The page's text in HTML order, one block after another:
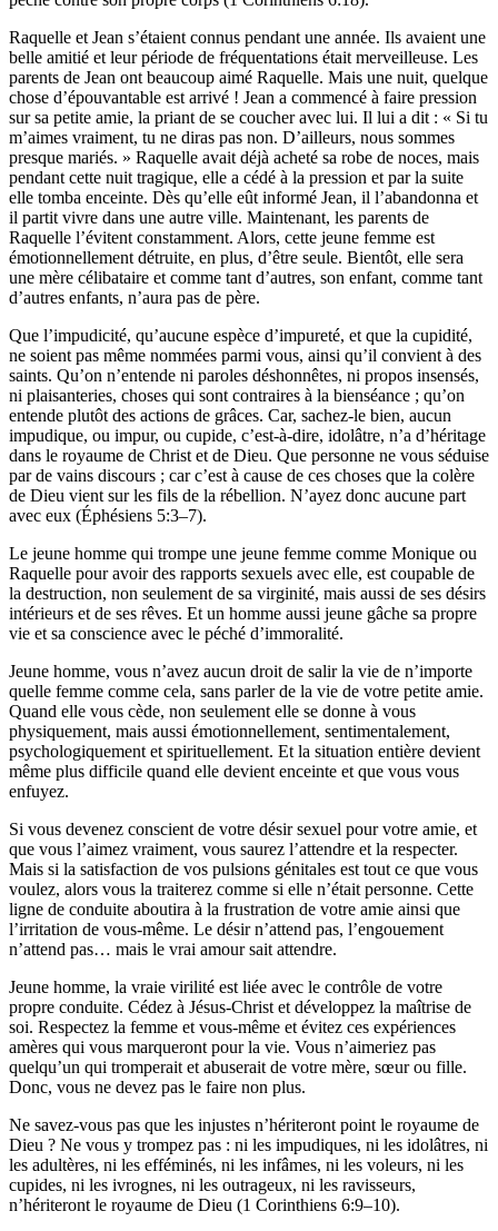
Raquelle et Jean s’étaient connus pendant une année. Ils avaient une
belle amitié et leur période de fréquentations était merveilleuse. Les
parents de Jean ont beaucoup aimé Raquelle. Mais une nuit, quelque
chose d’épouvantable est arrivé ! Jean a commencé à faire pression
sur sa petite amie, la priant de se coucher avec lui. Il lui a dit : « Si tu
m’aimes vraiment, tu ne diras pas non. D’ailleurs, nous sommes
presque mariés. » Raquelle avait déjà acheté sa robe de noces, mais
pendant cette nuit tragique, elle a cédé à la pression et par la suite
elle tomba enceinte. Dès qu’elle eût informé Jean, il l’abandonna et
il partit vivre dans une autre ville. Maintenant, les parents de
Raquelle l’évitent constamment. Alors, cette jeune femme est
émotionnellement détruite, en plus, d’être seule. Bientôt, elle sera
une mère célibataire et comme tant d’autres, son enfant, comme tant
d’autres enfants, n’aura pas de père.
Que l’impudicité, qu’aucune espèce d’impureté, et que la cupidité,
ne soient pas même nommées parmi vous, ainsi qu’il convient à des
saints. Qu’on n’entende ni paroles déshonnêtes, ni propos insensés,
ni plaisanteries, choses qui sont contraires à la bienséance ; qu’on
entende plutôt des actions de grâces. Car, sachez-le bien, aucun
impudique, ou impur, ou cupide, c’est-à-dire, idolâtre, n’a d’héritage
dans le royaume de Christ et de Dieu. Que personne ne vous séduise
par de vains discours ; car c’est à cause de ces choses que la colère
de Dieu vient sur les fils de la rébellion. N’ayez donc aucune part
avec eux (Éphésiens 5:3–7).
Le jeune homme qui trompe une jeune femme comme Monique ou
Raquelle pour avoir des rapports sexuels avec elle, est coupable de
la destruction, non seulement de sa virginité, mais aussi de ses désirs
intérieurs et de ses rêves. Et un homme aussi jeune gâche sa propre
vie et sa conscience avec le péché d’immoralité.
Jeune homme, vous n’avez aucun droit de salir la vie de n’importe
quelle femme comme cela, sans parler de la vie de votre petite amie.
Quand elle vous cède, non seulement elle se donne à vous
physiquement, mais aussi émotionnellement, sentimentalement,
psychologiquement et spirituellement. Et la situation entière devient
même plus difficile quand elle devient enceinte et que vous vous
enfuyez.
Si vous devenez conscient de votre désir sexuel pour votre amie, et
que vous l’aimez vraiment, vous saurez l’attendre et la respecter.
Mais si la satisfaction de vos pulsions génitales est tout ce que vous
voulez, alors vous la traiterez comme si elle n’était personne. Cette
ligne de conduite aboutira à la frustration de votre amie ainsi que
l’irritation de vous-même. Le désir n’attend pas, l’engouement
n’attend pas… mais le vrai amour sait attendre.
Jeune homme, la vraie virilité est liée avec le contrôle de votre
propre conduite. Cédez à Jésus-Christ et développez la maîtrise de
soi. Respectez la femme et vous-même et évitez ces expériences
amères qui vous marqueront pour la vie. Vous n’aimeriez pas
quelqu’un qui tromperait et abuserait de votre mère, sœur ou fille.
Donc, vous ne devez pas le faire non plus.
Ne savez-vous pas que les injustes n’hériteront point le royaume de
Dieu ? Ne vous y trompez pas : ni les impudiques, ni les idolâtres, ni
les adultères, ni les efféminés, ni les infâmes, ni les voleurs, ni les
cupides, ni les ivrognes, ni les outrageux, ni les ravisseurs,
n’hériteront le royaume de Dieu (1 Corinthiens 6:9–10).